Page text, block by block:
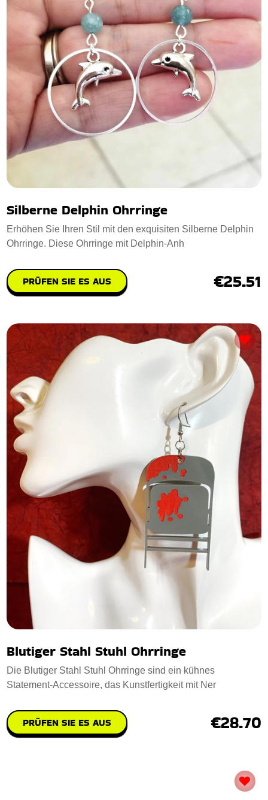
Silberne Delphin Ohrringe
Erhöhen Sie Ihren Stil mit den exquisiten Silberne Delphin
Ohrringe. Diese Ohrringe mit Delphin-Anh
PRÜFEN SIE ES AUS €25.51
Blutiger Stahl Stuhl Ohrringe
Die Blutiger Stahl Stuhl Ohrringe sind ein kühnes
Statement-Accessoire, das Kunstfertigkeit mit Ner
PRÜFEN SIE ES AUS €28.70